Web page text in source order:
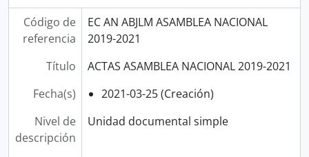
Código de
referencia
EC AN ABJLM ASAMBLEA NACIONAL
2019-2021
Título
ACTAS ASAMBLEA NACIONAL 2019-2021
Fecha(s)
2021-03-25 (Creación)
Nivel de
descripción
Unidad documental simple